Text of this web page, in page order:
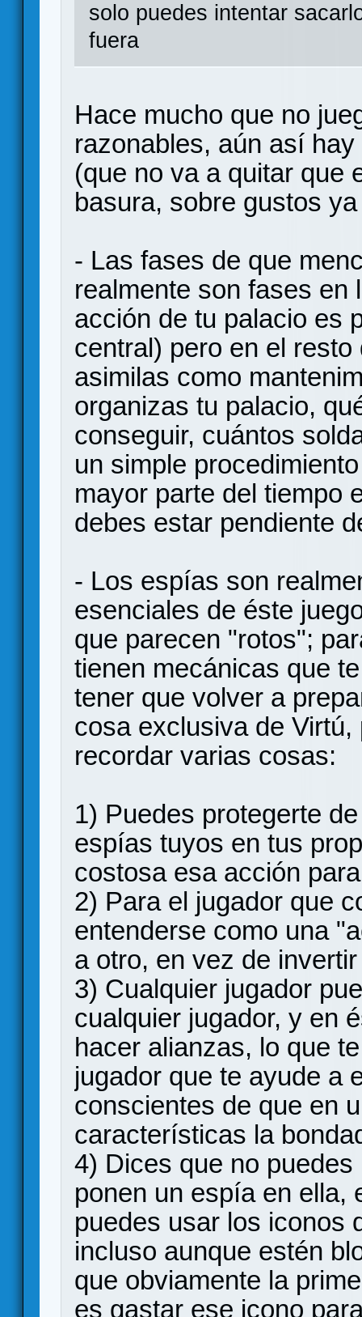
solo puedes intentar
fuera
Hace mucho que no
razonables, aún así
(que no va a quitar que
basura, sobre gustos
- Las fases de que
realmente son fases en
acción de tu palacio es
central) pero en el
asimilas como
organizas tu palacio,
conseguir, cuántos
un simple
mayor parte del tiempo
debes estar pendiente
- Los espías son
esenciales de éste
que parecen "rotos";
tienen mecánicas que
tener que volver a
cosa exclusiva de
recordar varias cosas:
1) Puedes protegerte
espías tuyos en tus
costosa esa acción
2) Para el jugador que
entenderse como una
a otro, en vez de
3) Cualquier jugador
cualquier jugador, y en
hacer alianzas, lo que
jugador que te ayude a
conscientes de que en
características la
4) Dices que no
ponen un espía en ella,
puedes usar los iconos
incluso aunque estén
que obviamente la
es gastar ese icono